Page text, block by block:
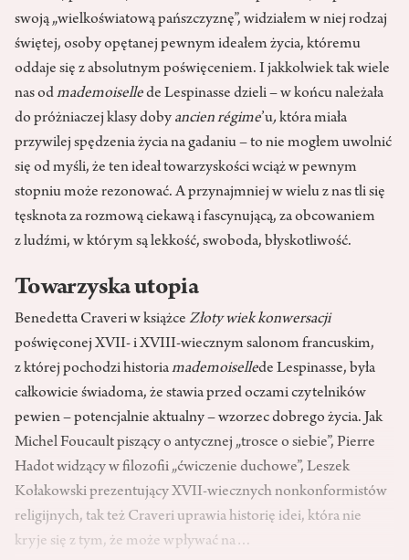
swoją „wielkoświatową pańszczyznę”, widziałem w niej rodzaj
świętej, osoby opętanej pewnym ideałem życia, któremu
oddaje się z absolutnym poświęceniem. I jakkolwiek tak wiele
nas odmademoisellede Lespinasse dzieli – w końcu należała
do próżniaczej klasy doby ancien régime’u, która miała
przywilej spędzenia życia na gadaniu – to nie mogłem uwolnić
się od myśli, że ten ideał towarzyskości wciąż w pewnym
stopniu może rezonować. A przynajmniej w wielu z nas tli się
tęsknota za rozmową ciekawą i fascynującą, za obcowaniem
z ludźmi, w którym są lekkość, swoboda, błyskotliwość.
Towarzyska utopia
Benedetta Craveri w książce Złoty wiek konwersacji
poświęconej XVII- i XVIII-wiecznym salonom francuskim,
z której pochodzi historiamademoisellede Lespinasse, była
całkowicie świadoma, że stawia przed oczami czytelników
pewien – potencjalnie aktualny – wzorzec dobrego życia. Jak
Michel Foucault piszący o antycznej „trosce o siebie”, Pierre
Hadot widzący w filozofii „ćwiczenie duchowe”, Leszek
Kołakowski prezentujący XVII-wiecznych nonkonformistów
religijnych, tak też Craveri uprawia historię idei, która nie
kryje się z tym, że może wpływać na…